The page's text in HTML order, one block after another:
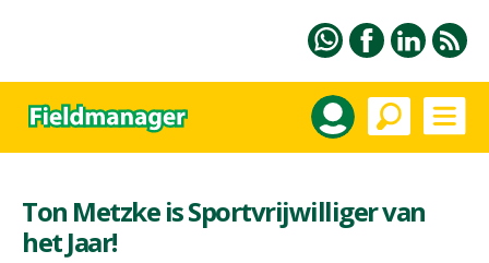
Ton Metzke is Sportvrijwilliger van
het Jaar!